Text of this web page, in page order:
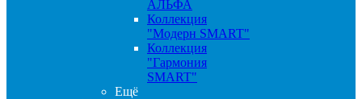
АЛЬФА
Коллекция
"Модерн SMART"
Коллекция
"Гармония
SMART"
Ещё